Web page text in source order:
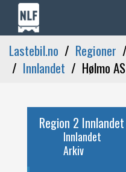
Lastebil.no Regioner
Innlandet
Hølmo AS
Region 2 Innlandet
Innlandet
Arkiv